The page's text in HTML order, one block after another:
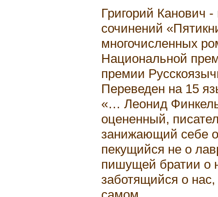
Григорий Канович
сочинений
многочисленных
Национальной
премии
Переведен на 15
«… Леонид Финкель
оцененный,
занижающий себе
пекущийся не о
пишущей братии о
заботящийся о